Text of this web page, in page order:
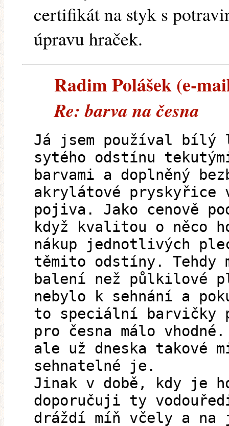
certifikát na styk s
úpravu hraček.
Radim Polášek (e-
Re: barva na česna
Já jsem používal bílý
sytého odstínu
barvami a doplněný
akrylátové pryskyřice
pojiva. Jako cenově
když kvalitou o něco
nákup jednotlivých
těmito odstíny. Tehdy
balení než půlkilové
nebylo k sehnání a
to speciální barvičky
pro česna málo vhodné.
ale už dneska takové
sehnatelné je.
Jinak v době, kdy je
doporučuji ty
dráždí míň včely a na